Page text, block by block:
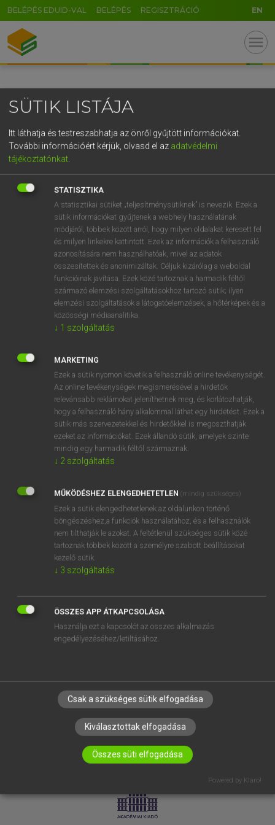
BELÉPÉS EDUID-VAL BELÉPÉS REGISZTRÁCIÓ EN
menu
OOOOPS!
SZOTAR.NET APPLIKÁCIÓ
MICROSOFT OFFICE BŐVÍTMÉNY
BEÉPÜLŐ SZÓTÁRMODUL
ONLINE NYELVVIZSGA
EGYÉNI FELHASZNÁLÓKNAK
TANULÓKNAK
OKTATÁSI INTÉZMÉNYEKNEK
VÁLLALATI MEGOLDÁSOK
RÓLUNK
ELÉRHETŐSÉG
SÜTI BEÁLLÍTÁSOK
LICENCSZERZŐDÉS ADATVÉDELEM
SÜTIK LISTÁJA
Itt láthatja és testreszabhatja az önről gyűjtött információkat.
További információért kérjük, olvasd el az adatvédelmi
tájékoztatónkat
STATISZTIKA
A statisztikai sütiket „teljesítménysütiknek” is nevezik. Ezek a
sütik információkat gyűjtenek a webhely használatának
módjáról, többek között arról, hogy milyen oldalakat keresett fel
és milyen linkekre kattintott. Ezek az információk a felhasználó
azonosítására nem használhatóak, mivel az adatok
összesítettek és anonimizáltak. Céljuk kizárólag a weboldal
funkcióinak javítása. Ezek közé tartoznak a harmadik féltől
származó elemzési szolgáltatásokhoz tartozó sütik; ilyen
elemzési szolgáltatások a látogatóelemzések, a hőtérképek és a
közösségi médiaanalitika.
↓ 1 szolgáltatás
MARKETING
Ezek a sütik nyomon követik a felhasználó online tevékenységét.
Az online tevékenységek megismerésével a hirdetők
relevánsabb reklámokat jeleníthetnek meg, és korlátozhatják,
hogy a felhasználó hány alkalommal láthat egy hirdetést. Ezek a
sütik más szervezetekkel és hirdetőkkel is megoszthatják
ezeket az információkat. Ezek állandó sütik, amelyek szinte
mindig egy harmadik féltől származnak.
↓ 2 szolgáltatás
MŰKÖDÉSHEZ ELENGEDHETETLEN (mindig szükséges)
Ezek a sütik elengedhetetlenek az oldalunkon történő
böngészéshez,a funkciók használatához, és a felhasználók
nem tilthatják le azokat. A feltétlenül szükséges sütik közé
tartoznak többek között a személyre szabott beállításokat
kezelő sütik.
↓ 3 szolgáltatás
ÖSSZES APP ÁTKAPCSOLÁSA
Használja ezt a kapcsolót az összes alkalmazás
engedélyezéséhez/letiltásához.
Csak a szükséges sütik elfogadása
Kiválasztottak elfogadása
Összes süti elfogadása
Powered by Klaro!
GR
5
g h k l
v b n m , . - AltGr